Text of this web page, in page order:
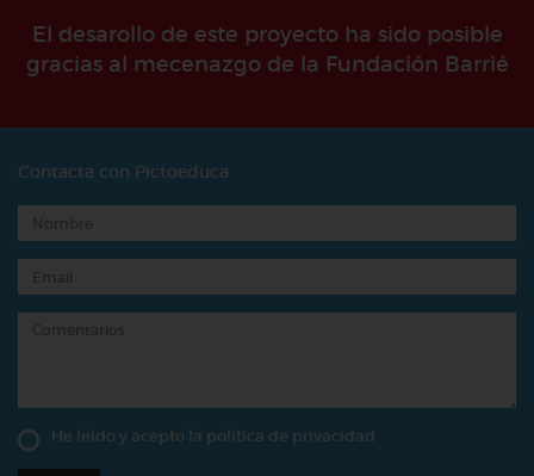
El desarollo de este proyecto ha sido posible
gracias al mecenazgo de la Fundación Barrié
Contacta con Pictoeduca
He leído y acepto la política de privacidad